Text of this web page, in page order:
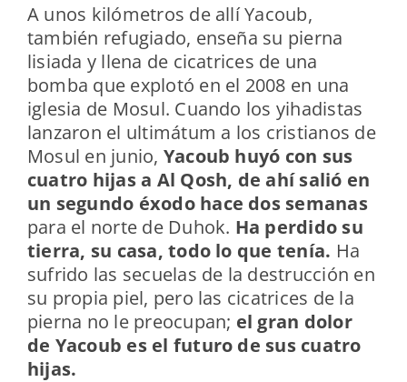
A unos kilómetros de allí Yacoub,
también refugiado, enseña su pierna
lisiada y llena de cicatrices de una
bomba que explotó en el 2008 en una
iglesia de Mosul. Cuando los yihadistas
lanzaron el ultimátum a los cristianos de
Mosul en junio, Yacoub huyó con sus
cuatro hijas a Al Qosh, de ahí salió en
un segundo éxodo hace dos semanas
para el norte de Duhok. Ha perdido su
tierra, su casa, todo lo que tenía. Ha
sufrido las secuelas de la destrucción en
su propia piel, pero las cicatrices de la
pierna no le preocupan; el gran dolor
de Yacoub es el futuro de sus cuatro
hijas.